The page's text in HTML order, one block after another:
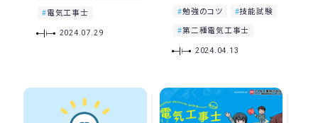
電気工事士
2024.07.29
勉強のコツ
技能試験
第二種電気工事士
2024.04.13